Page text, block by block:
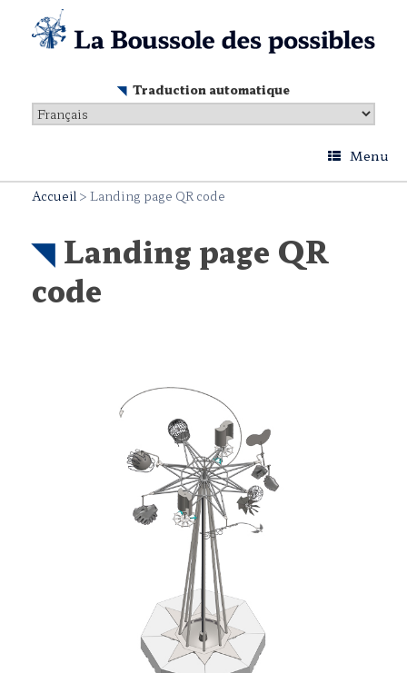
content
Traduction automatique
Menu
Accueil> Landing page QR code
Landing page QR
code